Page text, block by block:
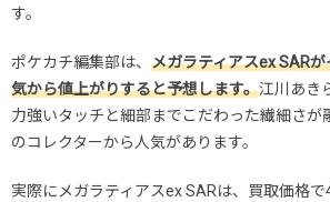
す。
ポケカチ編集部は、 メガラティアスex SAR
気から値上がりすると予想します。江川あき
力強いタッチと細部までこだわった繊細さが
のコレクターから人気があります。
実際にメガラティアスex SARは、買取価格